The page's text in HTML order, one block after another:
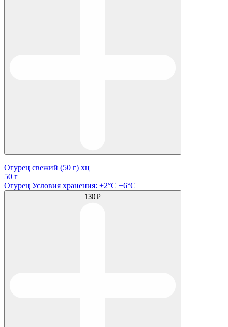
Огурец свежий (50 г) хц
50 г
Огурец Условия хранения: +2°C +6°C
130 ₽